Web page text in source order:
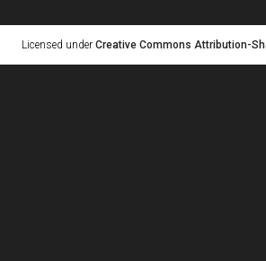
Licensed under Creative Commons Attribution-